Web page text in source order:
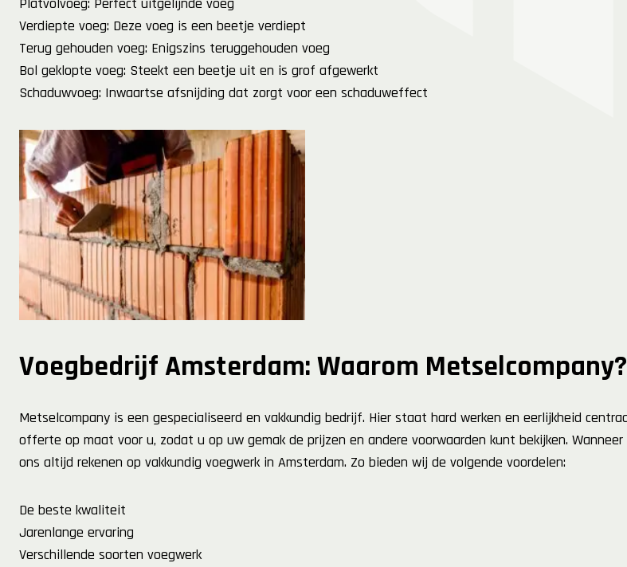
Verdiepte voeg: Deze voeg is een beetje verdiept
Terug gehouden voeg: Enigszins teruggehouden voeg
Bol geklopte voeg: Steekt een beetje uit en is grof afgewerkt
Schaduwvoeg: Inwaartse afsnijding dat zorgt voor een schaduweffect
Voegbedrijf Amsterdam: Waarom Metselcompany?
Metselcompany is een gespecialiseerd en vakkundig bedrijf. Hier staat hard werken en eerlijkheid
offerte op maat voor u, zodat u op uw gemak de prijzen en andere voorwaarden kunt bekijken.
ons altijd rekenen op vakkundig voegwerk in Amsterdam. Zo bieden wij de volgende voordelen:
De beste kwaliteit
Jarenlange ervaring
Verschillende soorten voegwerk